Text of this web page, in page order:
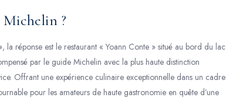
Michelin ?
réponse est le restaurant « Yoann Conte » situé au bord du lac
par le guide Michelin avec la plus haute distinction
Offrant une expérience culinaire exceptionnelle dans un cadre
pour les amateurs de haute gastronomie en quête d’une